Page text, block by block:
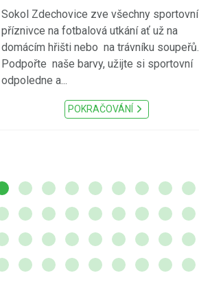
Sokol Zdechovice zve všechny sportovní
příznivce na fotbalová utkání ať už na
domácím hřišti nebo na trávníku soupeřů.
Podpořte naše barvy, užijte si sportovní
odpoledne a...
POKRAČOVÁNÍ